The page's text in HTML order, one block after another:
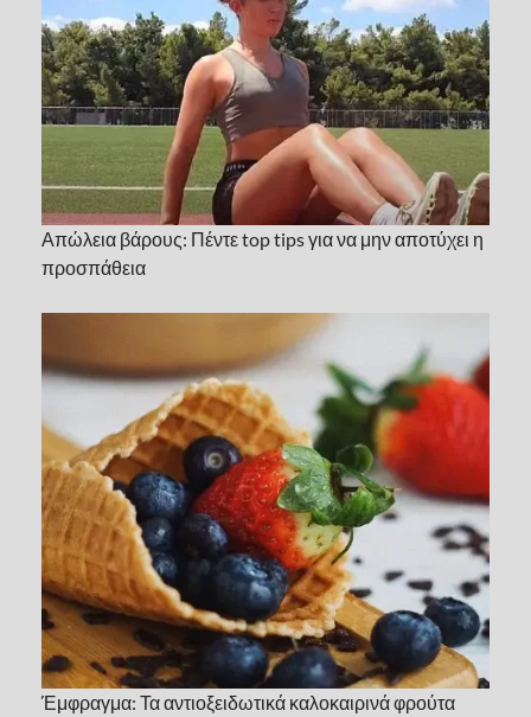
Απώλεια βάρους: Πέντε top tips για να μην αποτύχει η
προσπάθεια
Έμφραγμα: Τα αντιοξειδωτικά καλοκαιρινά φρούτα